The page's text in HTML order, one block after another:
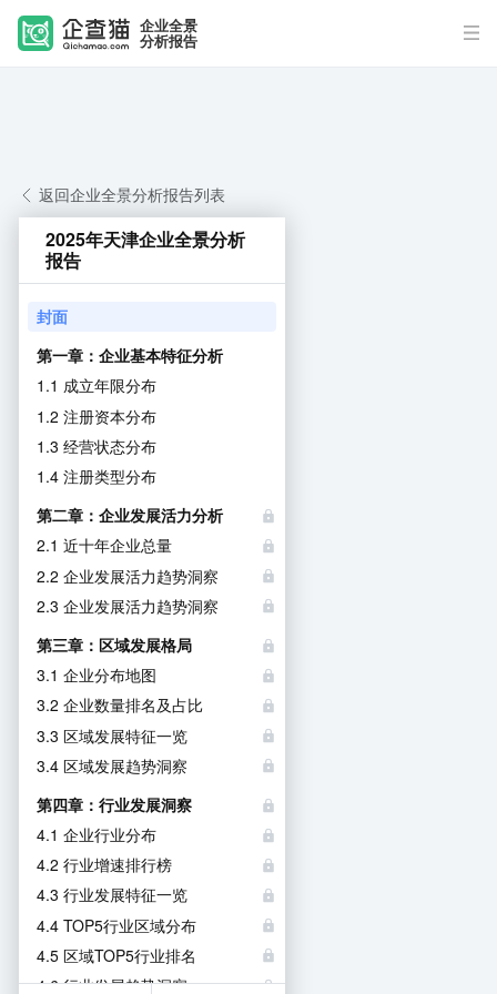
企业全景
分析报告
返回企业全景分析报告列表
2025年天津企业全景分析
报告
封面
第一章：企业基本特征分析
1.1 成立年限分布
1.2 注册资本分布
1.3 经营状态分布
1.4 注册类型分布
第二章：企业发展活力分析
2.1 近十年企业总量
2.2 企业发展活力趋势洞察
2.3 企业发展活力趋势洞察
第三章：区域发展格局
3.1 企业分布地图
3.2 企业数量排名及占比
3.3 区域发展特征一览
3.4 区域发展趋势洞察
第四章：行业发展洞察
4.1 企业行业分布
4.2 行业增速排行榜
4.3 行业发展特征一览
4.4 TOP5行业区域分布
4.5 区域TOP5行业排名
4.6 行业发展趋势洞察